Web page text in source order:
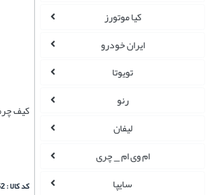
کیا موتورز
ایران خودرو
تویوتا
رنو
لیفان
ام وی ام _ چری
سایپا
کیف
کد کالا : 1952